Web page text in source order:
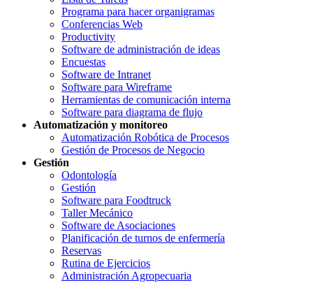
Programa para hacer organigramas
Conferencias Web
Productivity
Software de administración de ideas
Encuestas
Software de Intranet
Software para Wireframe
Herramientas de comunicación interna
Software para diagrama de flujo
Automatización y monitoreo
Automatización Robótica de Procesos
Gestión de Procesos de Negocio
Gestión
Odontología
Gestión
Software para Foodtruck
Taller Mecánico
Software de Asociaciones
Planificación de turnos de enfermería
Reservas
Rutina de Ejercicios
Administración Agropecuaria